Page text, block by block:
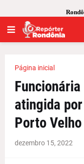
Página inicial
atingida
Porto Velho
dezembro 15, 2022